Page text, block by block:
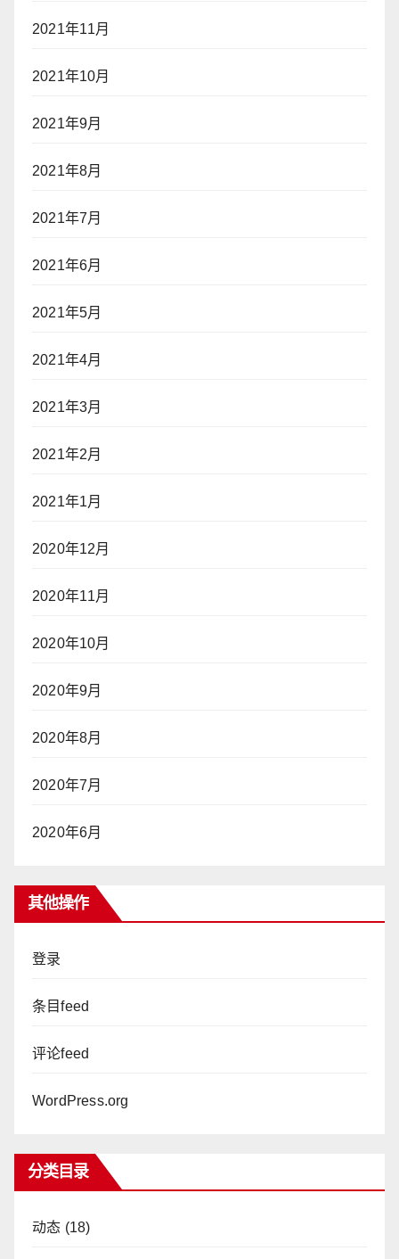
2021年11月
2021年10月
2021年9月
2021年8月
2021年7月
2021年6月
2021年5月
2021年4月
2021年3月
2021年2月
2021年1月
2020年12月
2020年11月
2020年10月
2020年9月
2020年8月
2020年7月
2020年6月
其他操作
登录
条目feed
评论feed
WordPress.org
分类目录
动态 (18)